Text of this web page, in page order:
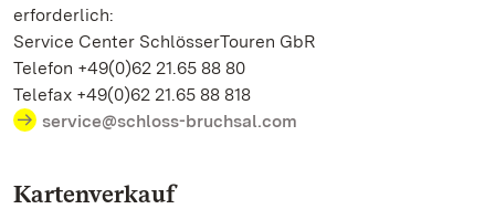
erforderlich:
Service Center SchlösserTouren GbR
Telefon +49(0)62 21.65 88 80
Telefax +49(0)62 21.65 88 818
service@schloss-bruchsal.com
Kartenverkauf